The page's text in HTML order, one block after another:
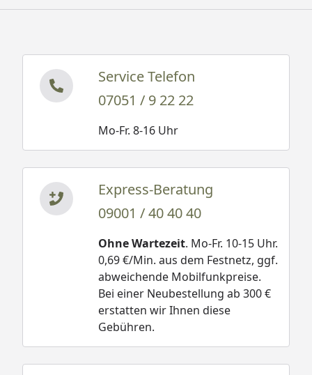
Service Telefon
07051 / 9 22 22
Mo-Fr. 8-16 Uhr
Express-Beratung
09001 / 40 40 40
Ohne Wartezeit. Mo-Fr. 10-15 Uhr.
0,69 €/Min. aus dem Festnetz, ggf.
abweichende Mobilfunkpreise.
Bei einer Neubestellung ab 300 €
erstatten wir Ihnen diese
Gebühren.